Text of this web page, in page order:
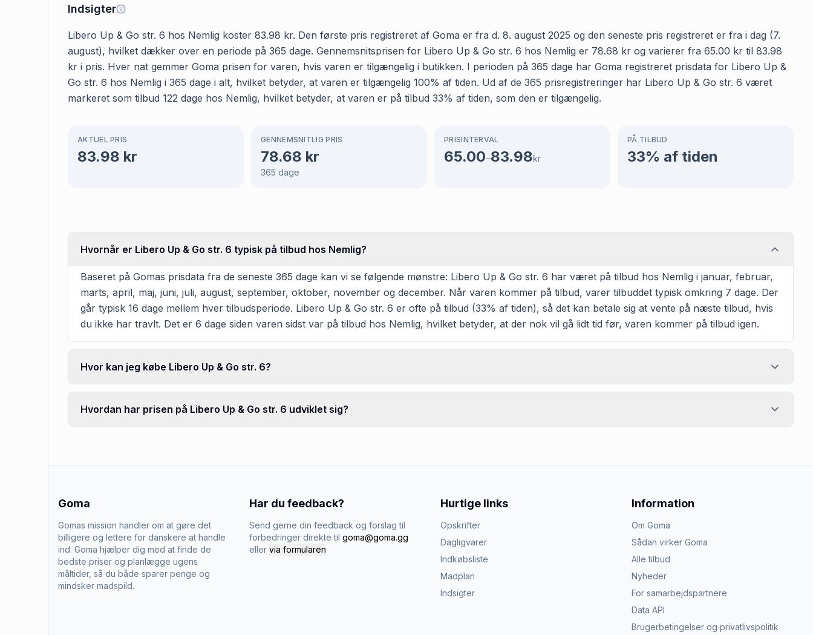
Indsigter
Libero Up & Go str. 6 hos Nemlig koster 83.98 kr. Den første pris registreret af Goma er fra d. 8. august 2025 og den seneste pris registreret er fra i dag (7.
august), hvilket dækker over en periode på 365 dage. Gennemsnitsprisen for Libero Up & Go str. 6 hos Nemlig er 78.68 kr og varierer fra 65.00 kr til 83.98
kr i pris. Hver nat gemmer Goma prisen for varen, hvis varen er tilgængelig i butikken. I perioden på 365 dage har Goma registreret prisdata for Libero Up &
Go str. 6 hos Nemlig i 365 dage i alt, hvilket betyder, at varen er tilgængelig 100% af tiden. Ud af de 365 prisregistreringer har Libero Up & Go str. 6 været
markeret som tilbud 122 dage hos Nemlig, hvilket betyder, at varen er på tilbud 33% af tiden, som den er tilgængelig.
AKTUEL PRIS
83.98 kr
GENNEMSNITLIG PRIS
78.68 kr
365 dage
PRISINTERVAL
65.00–83.98kr
PÅ TILBUD
33% af tiden
Hvornår er Libero Up & Go str. 6 typisk på tilbud hos Nemlig?
Baseret på Gomas prisdata fra de seneste 365 dage kan vi se følgende mønstre: Libero Up & Go str. 6 har været på tilbud hos Nemlig i januar, februar,
marts, april, maj, juni, juli, august, september, oktober, november og december. Når varen kommer på tilbud, varer tilbuddet typisk omkring 7 dage. Der
går typisk 16 dage mellem hver tilbudsperiode. Libero Up & Go str. 6 er ofte på tilbud (33% af tiden), så det kan betale sig at vente på næste tilbud, hvis
du ikke har travlt. Det er 6 dage siden varen sidst var på tilbud hos Nemlig, hvilket betyder, at der nok vil gå lidt tid før, varen kommer på tilbud igen.
Hvor kan jeg købe Libero Up & Go str. 6?
Hvordan har prisen på Libero Up & Go str. 6 udviklet sig?
Goma
Gomas mission handler om at gøre det
billigere og lettere for danskere at handle
ind. Goma hjælper dig med at finde de
bedste priser og planlægge ugens
måltider, så du både sparer penge og
mindsker madspild.
Har du feedback?
Send gerne din feedback og forslag til
forbedringer direkte til goma@goma.gg
eller via formularen
Hurtige links
Opskrifter
Dagligvarer
Indkøbsliste
Madplan
Indsigter
Information
Om Goma
Sådan virker Goma
Alle tilbud
Nyheder
For samarbejdspartnere
Data API
Brugerbetingelser og privatlivspolitik